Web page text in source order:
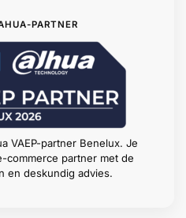
PARTNER
VAEP-partner Benelux. Je
commerce partner met de
en deskundig advies.